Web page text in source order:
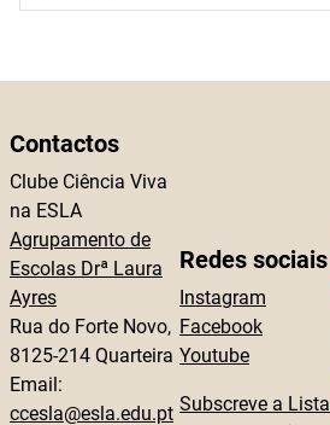
Contactos
Clube Ciência Viva
na ESLA
Agrupamento de
Escolas Drª Laura
Ayres
Rua do Forte Novo,
8125-214 Quarteira
Email:
ccesla@esla.edu.pt
Redes sociais
Instagram
Facebook
Youtube
Subscreve a Lista